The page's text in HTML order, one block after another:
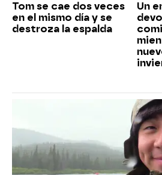
Tom se cae dos veces
en el mismo día y se
destroza la espalda
Un